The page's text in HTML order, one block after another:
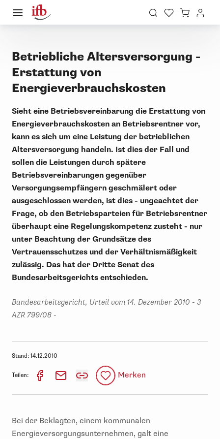
Betriebliche Altersversorgung -
Erstattung von
Energieverbrauchskosten
Sieht eine Betriebsvereinbarung die Erstattung von
Energieverbrauchskosten an Betriebsrentner vor,
kann es sich um eine Leistung der betrieblichen
Altersversorgung handeln. Ist dies der Fall und
sollen die Leistungen durch spätere
Betriebsvereinbarungen gegenüber
Versorgungsempfängern geschmälert oder
ausgeschlossen werden, ist dies - ungeachtet der
Frage, ob den Betriebsparteien für Betriebsrentner
überhaupt eine Regelungskompetenz zusteht - nur
unter Beachtung der Grundsätze des
Vertrauensschutzes und der Verhältnismäßigkeit
zulässig. Das hat der Dritte Senat des
Bundesarbeitsgerichts entschieden.
Bundesarbeitsgericht, Urteil vom 14. Dezember 2010 - 3
AZR 799/08 -
Stand: 14.12.2010
Teilen: Merken
Bei der Beklagten, einem kommunalen
Energieversorgungsunternehmen, galt eine